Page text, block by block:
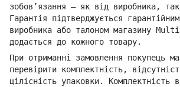
зобов’язання — як від виробника,
Гарантія підтверджується
виробника або талоном магазину
додається до кожного товару.
При отриманні замовлення покупець
перевірити комплектність,
цілісність упаковки. Комплектність